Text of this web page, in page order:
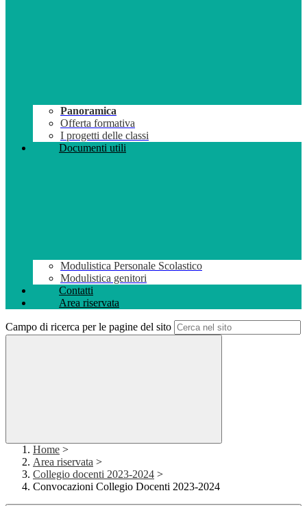
Panoramica
Offerta formativa
I progetti delle classi
Documenti utili
Modulistica Personale Scolastico
Modulistica genitori
Contatti
Area riservata
Campo di ricerca per le pagine del sito
Home >
Area riservata >
Collegio docenti 2023-2024 >
Convocazioni Collegio Docenti 2023-2024